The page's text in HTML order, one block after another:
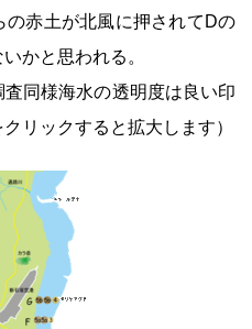
赤土が北風に押されてDの
かと思われる。
同様海水の透明度は良い印
リックすると拡大します）